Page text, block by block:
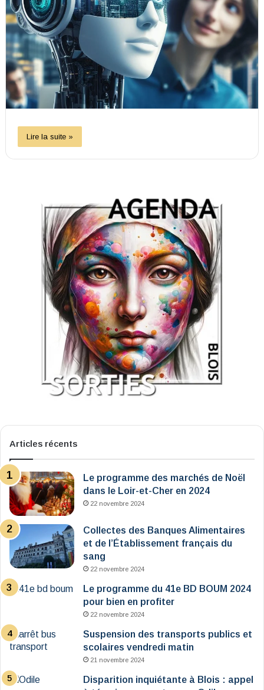
Lire la suite »
Articles récents
Le programme des marchés de Noël
dans le Loir-et-Cher en 2024
22 novembre 2024
Collectes des Banques Alimentaires
et de l’Établissement français du
sang
22 novembre 2024
Le programme du 41e BD BOUM 2024
pour bien en profiter
22 novembre 2024
Suspension des transports publics et
scolaires vendredi matin
21 novembre 2024
Disparition inquiétante à Blois : appel